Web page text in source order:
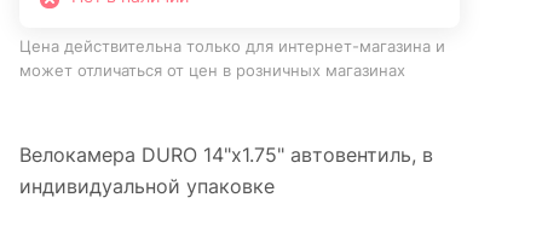
Цена действительна только для интернет-магазина и
может отличаться от цен в розничных магазинах
Велокамера DURO 14"х1.75" автовентиль, в
индивидуальной упаковке